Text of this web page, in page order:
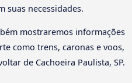
suas necessidades.
mostraremos informações
como trens, caronas e voos,
de Cachoeira Paulista, SP.